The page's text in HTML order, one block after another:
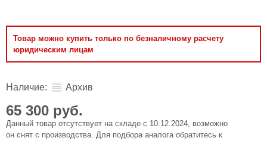
Товар можно купить только по безналичному расчету
юридическим лицам
Наличие: Архив
65 300 руб.
Данный товар отсутствует на складе с 10.12.2024, возможно
он снят с производства. Для подбора аналога обратитесь к